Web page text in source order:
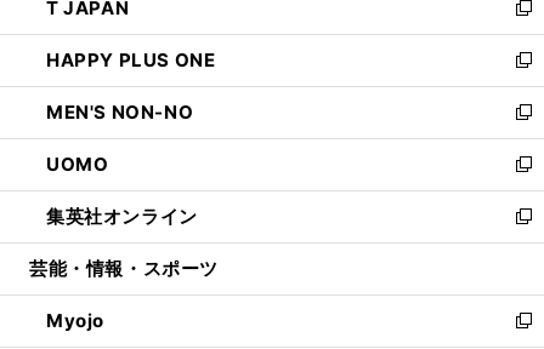
く
で
開
く
ド
ウ
で
開
く
ィ
ン
ド
ウ
で
開
く
い
ウ
ィ
ン
ド
ウ
で
開
く
T JAPAN
新
し
い
ウ
ィ
ン
ド
ウ
で
開
HAPPY PLUS ONE
新
し
い
ウ
ィ
ン
ド
ウ
開
く
MEN'S NON-NO
新
し
い
ウ
ィ
ン
ウ
で
UOMO
新
し
い
ウ
ン
ド
集英社オンライン
新
し
ウ
ィ
芸能・情報・スポーツ
Myojo
新